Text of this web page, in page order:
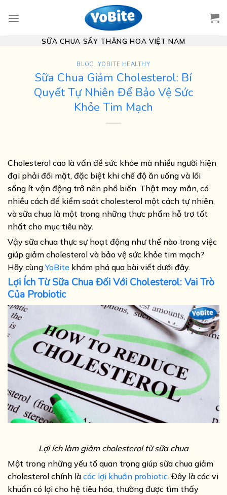
SỮA CHUA SẤY THĂNG HOA VIỆT NAM
BLOG , YOBITE HEALTHY
Sữa Chua Giảm Cholesterol: Bí
Quyết Tự Nhiên Để Bảo Vệ Sức
Khỏe Tim Mạch
Cholesterol cao là vấn đề sức khỏe mà nhiều người hiện
đại phải đối mặt, đặc biệt khi chế độ ăn uống và lối
sống ít vận động trở nên phổ biến. Thật may mắn, có
nhiều cách để kiểm soát cholesterol một cách tự nhiên,
và sữa chua là một trong những thực phẩm hỗ trợ tốt
nhất cho mục tiêu này.
Vậy sữa chua thực sự hoạt động như thế nào trong việc
giúp giảm cholesterol và bảo vệ sức khỏe tim mạch?
Hãy cùngYoBite khám phá qua bài viết dưới đây.
Lợi Ích Từ Sữa Chua Đối Với Cholesterol: Vai Trò
Của Probiotic
Lợi ích làm giảm cholesterol từ sữa chua
Một trong những yếu tố quan trọng giúp sữa chua giảm
cholesterol chính là các lợi khuẩn probiotic. Đây là các vi
khuẩn có lợi cho hệ tiêu hóa, thường được tìm thấy